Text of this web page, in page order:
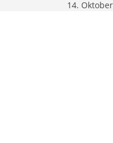
14.